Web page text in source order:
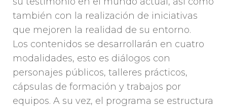
también con la realización de iniciativas
que mejoren la realidad de su entorno.
Los contenidos se desarrollarán en cuatro
modalidades, esto es diálogos con
personajes públicos, talleres prácticos,
cápsulas de formación y trabajos por
equipos. A su vez, el programa se estructura